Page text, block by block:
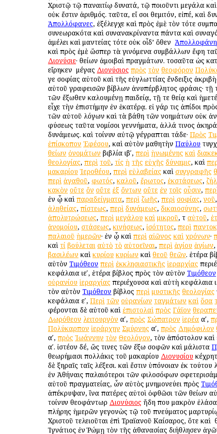
Χριστῷ τῷ παναιτίῳ δυνατά, τῷ ποιοῦντι μεγάλα
οὐκ ἔστιν ἀριθμός. ταῦτα, εἴ σοι θεμιτόν, εἰπέ, καὶ
Ἀπολλόφανες, ἐξέλεγχε καὶ πρὸς ἐμὲ τὸν τότε
συνεωρακότα καὶ συνανακρίναντα πάντα καὶ
ἀμέλει καὶ μαντείας τότε οὐκ οἶδ’ ὅθεν ὁ
καὶ πρὸς ἐμὲ ὥσπερ τὰ γινόμενα συμβάλλων ἔφη
Διονύσιε· θείων ἀμοιβαὶ πραγμάτων. τοσαῦτα ὡς
εἴρηκεν ὁ μέγας Διονύσιος πρὸς τὸν θεοφόρον
γε σοφίας αὐτοῦ καὶ τῆς εὐγλωττίας ἔνδειξις
αὐτοῦ γραφεισῶν βίβλων ἀνυπέρβλητος φράσις· τῇ
τῶν ἔξωθεν καλουμένῃ παιδείᾳ, τῇ τε θείᾳ καὶ
εἶχε τὴν ἐπιστήμην ἐν ἑκατέρᾳ. εἰ γάρ τις ἀπίδοι
τῶν αὐτοῦ λόγων καὶ τὰ βάθη τῶν νοημάτων οὐκ
φύσεως ταῦτα νομίσοι γεννήματα, ἀλλά τινος
δυνάμεως. καὶ τοίνυν αὐτῷ γέγραπται τάδε· Πρὸς
ἐπίσκοπον Ἐφέσου, καὶ αὐτὸν μαθητὴν Παύλου
θείων ὀνομάτων βιβλία ιβʹ, περὶ ἡνωμένης καὶ
θεολογίας, περὶ τοῦ, τίς ἡ τῆς εὐχῆς δύναμις, καὶ
μακαρίου Ἱεροθέου, περὶ εὐλαβείας καὶ συγγραφῆς
περὶ ἀγαθοῦ, φωτός, καλοῦ, ἔρωτος, ἐκστάσεως,
κακὸν οὔτε ὂν οὔτε ἐξ ὄντων οὔτε ἐν τοῖς οὖσιν,
ἐν ᾧ καὶ παραδείγματα, περὶ ζωῆς, περὶ σοφίας,νοῦ
ἀληθείας, πίστεως, περὶ δυνάμεως, δικαιοσύνης,
ἀπολυτρώσεως, περὶ μεγάλου καὶ μικροῦ, τ αὐτοῦ,
ἀνομοίου, στάσεως, κινήσεως, ἰσότητος, περὶ
παλαιοῦ ἡμερῶν· ἐν ᾧ καὶ περὶ αἰῶνος καὶ χρόνων·
καὶ τί βούλεται αὐτὸ τὸ αὐτοεῖναι, περὶ ἁγίου ἁγίων,
βασιλέων καὶ κυρίου κυρίων καὶ θεοῦ θεῶν. ἑτέρα
αὐτὸν Τιμόθεον περὶ ἐκκλησιαστικῆς ἱεραρχίας
κεφάλαια ιεʹ, ἑτέρα βίβλος πρὸς τὸν αὐτὸν Τιμόθεον
οὐρανίου ἱεραρχίας περιέχουσα καὶ αὐτὴ κεφάλαια
τὸν αὐτὸν Τιμόθεον βίβλος περὶ μυστικῆς θεολογίας
κεφάλαια εʹ, Περὶ τῶν οὐρανίων ταγμάτων καὶ ὅσα
φέρονται δὲ αὐτοῦ καὶ ἐπιστολαὶ πρὸς Γάϊον
Δωρόθεον λειτουργὸν αʹ, πρὸς Σώπατρον ἱερέα αʹ,
Πολύκαρπον ἱεράρχην Σμύρνης αʹ, πρὸς Δημόφιλον
αʹ, πρὸς Ἰωάννην τὸν Θεολόγον, τὸν ἀπόστολον καὶ
αʹ. ἰστέον δέ, ὥς τινες τῶν ἔξω σοφῶν καὶ μάλιστα
θεωρήμασι πολλάκις τοῦ μακαρίου Διονυσίου
δὲ ξηραῖς ταῖς λέξεσι. καὶ ἔστιν ὑπόνοιαν ἐκ τούτου
ἐν Ἀθήναις παλαιότεροι τῶν φιλοσόφων
αὐτοῦ πραγματείας, ὧν αὐτὸς μνημονεύει πρὸς
ἀπέκρυψαν, ἵνα πατέρες αὐτοὶ ὀφθῶσι τῶν θείων
τοίνυν θεοφάντωρ Διονύσιος ἤδη που μακρὸν
πλήρης ἡμερῶν γεγονὼς τῷ τοῦ πνεύματος
Χριστοῦ τελειοῦται ἐπὶ Τραϊανοῦ Καίσαρος, ὅτε καὶ
Ἰγνάτιος ἐν Ῥώμῃ τὸν τῆς ἀθανασίας διήθλησεν